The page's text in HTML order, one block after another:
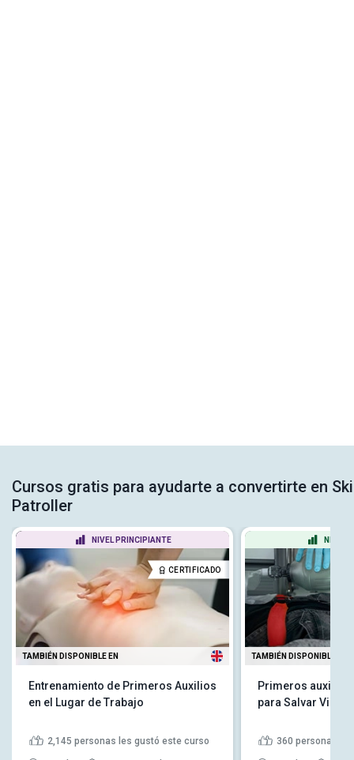
Cursos gratis para ayudarte a convertirte en Ski
Patroller
NIVEL PRINCIPIANTE
CERTIFICADO
TAMBIÉN DISPONIBLE EN
Entrenamiento de Primeros Auxilios
en el Lugar de Trabajo
2,145 personas les gustó este curso
NIVEL
TAMBIÉN DISPONIBLE EN
Primeros
para Salvar Vidas
360 personas